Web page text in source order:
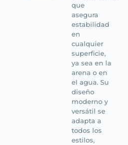
que
asegura
estabilidad
en
cualquier
superficie,
ya sea en la
arena o en
el agua. Su
diseño
moderno y
versátil se
adapta a
todos los
estilos,